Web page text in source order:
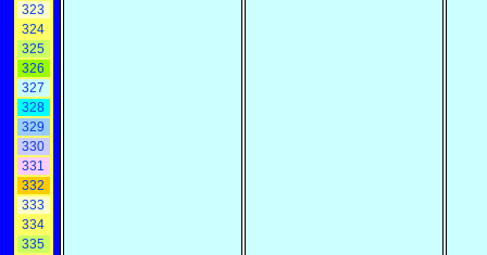
323
324
325
326
327
328
329
330
331
332
333
334
335